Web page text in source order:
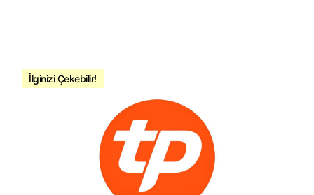
İlginizi Çekebilir!